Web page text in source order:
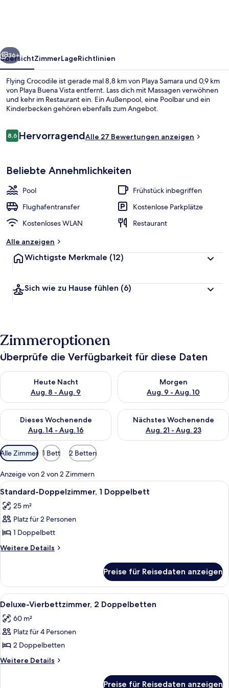
Aussenbereich
Weiter
36+
ÜbersichtZimmerLageRichtlinien
Flying Crocodile ist gerade mal 8,8 km von Playa Samara und 0,9 km
von Playa Buena Vista entfernt. Lass dich mit Massagen verwöhnen
und kehr im Restaurant ein. Ein Außenpool, eine Poolbar und ein
Kinderbecken gehören ebenfalls zum Angebot.
Bewertungen
8,68,6 von 10.
HervorragendAlle 27 Bewertungen anzeigen
Beliebte Annehmlichkeiten
Pool
Frühstück inbegriffen
Flughafentransfer
Kostenlose Parkplätze
Kostenloses WLAN
Restaurant
Alle anzeigen
Wichtigste Merkmale (12)
Sich wie zu Hause fühlen (6)
Zimmeroptionen
Überprüfe die Verfügbarkeit für diese Daten
Heute Nacht
Aug. 8 - Aug. 9
Überprüfe die Verfügbarkeit für heute Nacht, Aug. 8 - Aug. 9.
Morgen
Aug. 9 - Aug. 10
Überprüfe die Verfügbarkeit
Dieses Wochenende
Aug. 14 - Aug. 16
Überprüfe die Verfügbarkeit für dieses Wochenende, Aug. 14
Nächstes Wochenende
Aug. 21 - Aug. 23
Überprüfe die Verfügbarkeit
Verfügbare
Filter
für
Zimmer
Alle Zimmer 1 Bett 2 Betten
Anzeige von 2 von 2 Zimmern
Alle
Fotos
für
Standard-
Doppelzimmer,
1
Ein Zimmer mit Bett, Fenster und
4
Standard-Doppelzimmer, 1 Doppelbett
25 m²
Platz für 2 Personen
1 Doppelbett
Weitere Details
Weitere
Doppelzimmer,
Doppelbett
Preise für Reisedaten anzeigen
Alle
Fotos
für
Deluxe-
Vierbettzimmer,
2 Doppelbetten
Ein Zimmer in einer Holzhütte mit
11
Deluxe-Vierbettzimmer, 2 Doppelbetten
60 m²
Platz für 4 Personen
2 Doppelbetten
Weitere Details
Weitere
Preise für Reisedaten anzeigen